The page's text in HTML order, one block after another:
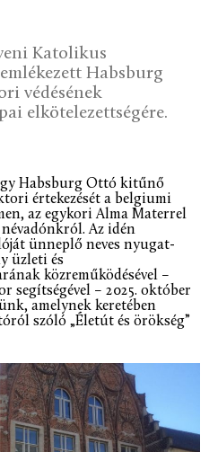
Katolikus
Habsburg
védésének
elkötelezettségére.
Habsburg Ottó kitűnő
értekezését a belgiumi
az egykori Alma Materrel
Az idén
ünneplő neves nyugat-
üzleti és
közreműködésével –
segítségével – 2025. október
amelynek keretében
szóló „Életút és örökség”